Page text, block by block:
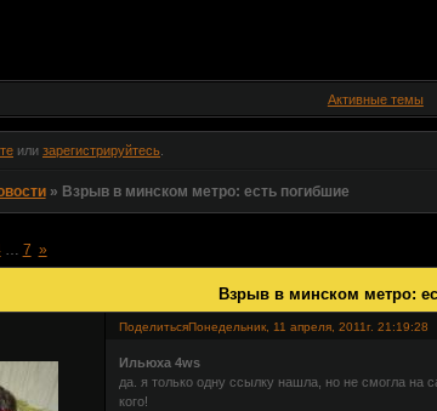
Активные темы
или зарегистрируйтесь
» Взрыв в минском метро: есть погибшие
Взрыв в минском метро:
… 7 »
ПоделитьсяПонедельник, 11 апреля, 2011г. 21:19:28
Ильюха 4ws
да. я только одну ссылку нашла, но не смогла на
кого!